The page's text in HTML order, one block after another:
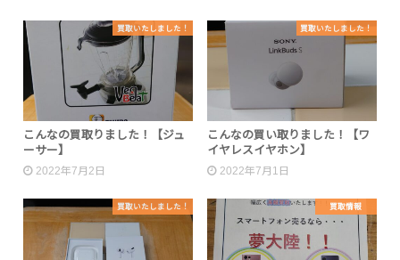
買取いたしました！
こんなの買取りました！【ジュ
ーサー】
2022年7月2日
買取いたしました！
こんなの買い取りました！【ワ
イヤレスイヤホン】
2022年7月1日
買取いたしました！ 買取情報